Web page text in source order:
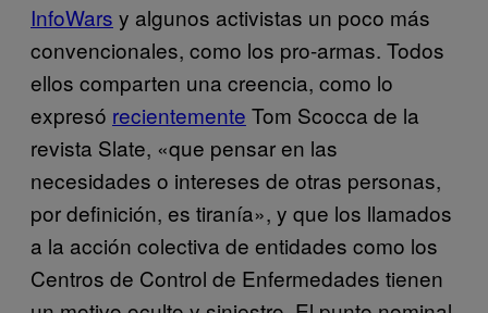
InfoWars y algunos activistas un poco más
convencionales, como los pro-armas. Todos
ellos comparten una creencia, como lo
expresó recientemente Tom Scocca de la
revista Slate, «que pensar en las
necesidades o intereses de otras personas,
por definición, es tiranía», y que los llamados
a la acción colectiva de entidades como los
Centros de Control de Enfermedades tienen